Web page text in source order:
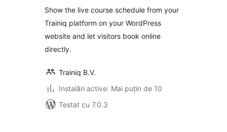
Show the live course schedule from your
Trainiq platform on your WordPress
website and let visitors book online
directly.
Trainiq B.V.
Instalări active: Mai puțin de 10
Testat cu 7.0.3